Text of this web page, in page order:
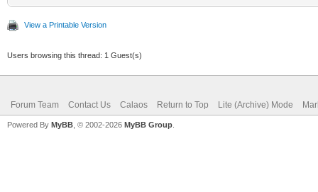
View a Printable Version
Users browsing this thread: 1 Guest(s)
Forum Team Contact Us Calaos Return to Top Lite (Archive) Mode
Powered By MyBB , © 2002-2026 MyBB Group